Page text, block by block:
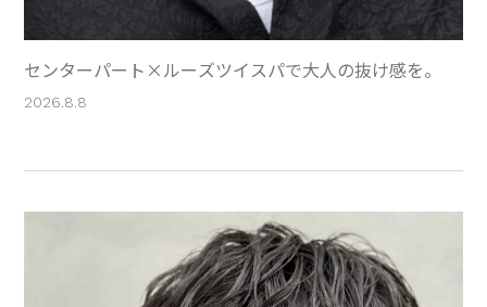
センターパート×ルーズツイスパで大人の抜け感を。
2026.8.8